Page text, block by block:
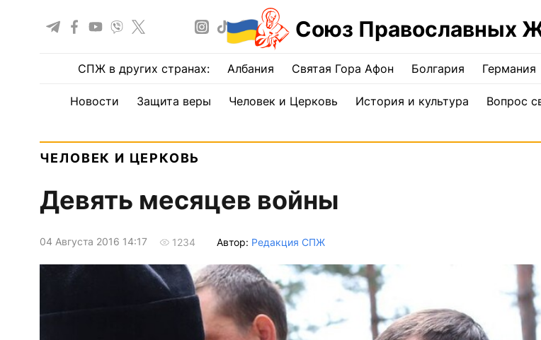
Союз Православных
СПЖ в других странах: Албания Святая Гора Афон Болгария Германия
Новости Защита веры Человек и Церковь История и культура Вопрос
ЧЕЛОВЕК И ЦЕРКОВЬ
Девять месяцев войны
04 Августа 2016 14:17 1234 Автор: Редакция СПЖ